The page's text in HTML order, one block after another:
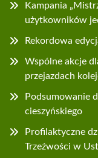
Kampania
użytkowników
Rekordowa
Wspólne akcje
przejazdach
Podsumowanie
cieszyńskiego
Profilaktyczne
Trzeźwości w